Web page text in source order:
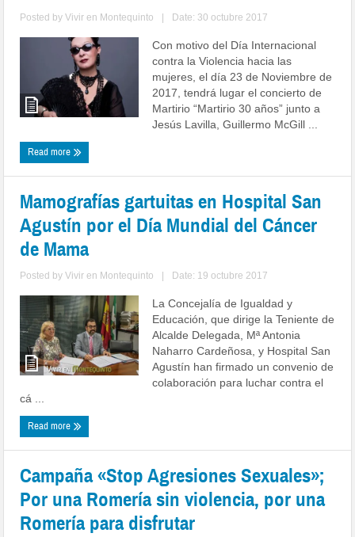
Posted byVivir en Montequinto Date: 30 octubre 2017
Con motivo del Día Internacional
contra la Violencia hacia las
mujeres, el día 23 de Noviembre de
2017, tendrá lugar el concierto de
Martirio “Martirio 30 años” junto a
Jesús Lavilla, Guillermo McGill ...
Read more
Mamografías gartuitas en Hospital San
Agustín por el Día Mundial del Cáncer
de Mama
Posted byVivir en Montequinto Date: 19 octubre 2017
La Concejalía de Igualdad y
Educación, que dirige la Teniente de
Alcalde Delegada, Mª Antonia
Naharro Cardeñosa, y Hospital San
Agustín han firmado un convenio de
colaboración para luchar contra el
cá ...
Read more
Campaña «Stop Agresiones Sexuales»;
Por una Romería sin violencia, por una
Romería para disfrutar